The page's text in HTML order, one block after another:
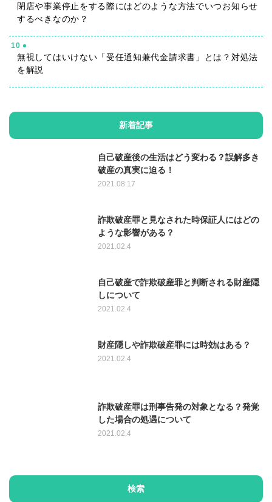
閉店や事業停止をする際にはどのような方法でいつお知らせ
するべきなのか？
10
無視してはいけない「受任通知兼代金請求書」とは？対処法
を解説
新着記事
自己破産後の生活はどう変わる？誤解多き
破産の真実に迫る！
2021.08.17
詐欺破産罪と見なされた時保証人にはどの
ような影響がある？
2021.02.4
自己破産で詐欺破産罪と判断される財産隠
しについて
2021.02.4
財産隠しや詐欺破産罪には時効はある？
2021.02.4
詐欺破産罪は刑事告発の対象となる？発覚
した場合の処遇について
2021.02.4
検索